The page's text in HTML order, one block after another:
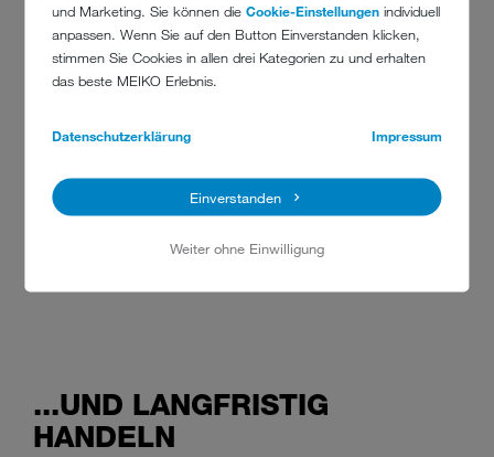
und Marketing. Sie können dieCookie-Einstellungen individuell
anpassen. Wenn Sie auf den Button Einverstanden klicken,
stimmen Sie Cookies in allen drei Kategorien zu und erhalten
das beste MEIKO Erlebnis.
Datenschutzerklärung Impressum
Einverstanden
Weiter ohne Einwilligung
90000
...UND LANGFRISTIG
HANDELN